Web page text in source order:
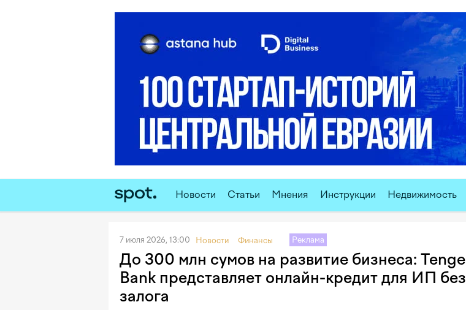
Новости Статьи Мнения Инструкции Недвижимость
7 июля 2026, 13:00 Новости Финансы Реклама
До 300 млн сумов на развитие бизнеса: Tenge
Bank представляет онлайн-кредит для ИП без
залога